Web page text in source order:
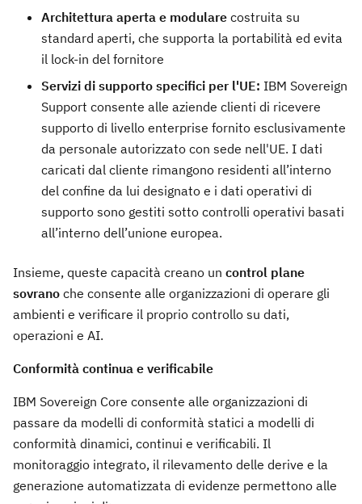
Architettura aperta e modulare costruita su
standard aperti, che supporta la portabilità ed evita
il lock-in del fornitore
Servizi di supporto specifici per l'UE: IBM Sovereign
Support consente alle aziende clienti di ricevere
supporto di livello enterprise fornito esclusivamente
da personale autorizzato con sede nell'UE. I dati
caricati dal cliente rimangono residenti all’interno
del confine da lui designato e i dati operativi di
supporto sono gestiti sotto controlli operativi basati
all’interno dell’unione europea.
Insieme, queste capacità creano un control plane
sovrano che consente alle organizzazioni di operare gli
ambienti e verificare il proprio controllo su dati,
operazioni e AI.
Conformità continua e verificabile
IBM Sovereign Core consente alle organizzazioni di
passare da modelli di conformità statici a modelli di
conformità dinamici, continui e verificabili. Il
monitoraggio integrato, il rilevamento delle derive e la
generazione automatizzata di evidenze permettono alle